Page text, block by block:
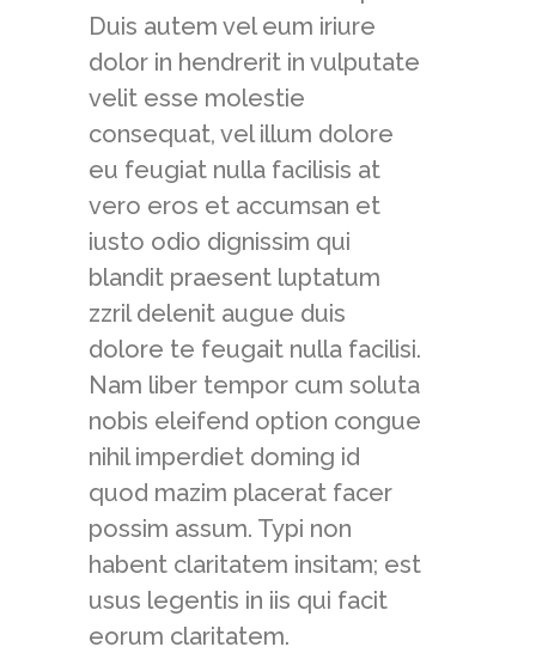
Duis autem vel eum iriure
dolor in hendrerit in vulputate
velit esse molestie
consequat, vel illum dolore
eu feugiat nulla facilisis at
vero eros et accumsan et
iusto odio dignissim qui
blandit praesent luptatum
zzril delenit augue duis
dolore te feugait nulla facilisi.
Nam liber tempor cum soluta
nobis eleifend option congue
nihil imperdiet doming id
quod mazim placerat facer
possim assum. Typi non
habent claritatem insitam; est
usus legentis in iis qui facit
eorum claritatem.